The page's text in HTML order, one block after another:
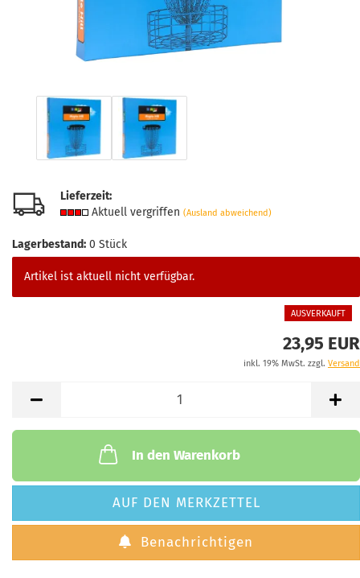
Lieferzeit:
Aktuell vergriffen (Ausland abweichend)
Lagerbestand: 0 Stück
Artikel ist aktuell nicht verfügbar.
AUSVERKAUFT
23,95 EUR
inkl. 19% MwSt. zzgl. Versand
In den Warenkorb
AUF DEN MERKZETTEL
Benachrichtigen